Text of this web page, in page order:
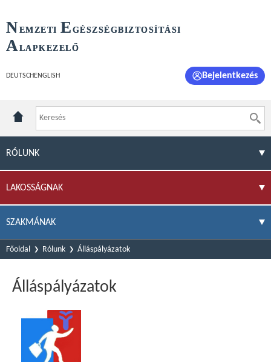
NEMZETI E GÉSZSÉGBIZTOSÍTÁSI
ALAPKEZELŐ
DEUTSCH ENGLISH Bejelentkezés
RÓLUNK
LAKOSSÁGNAK
SZAKMÁNAK
Főoldal Rólunk Álláspályázatok
Álláspályázatok